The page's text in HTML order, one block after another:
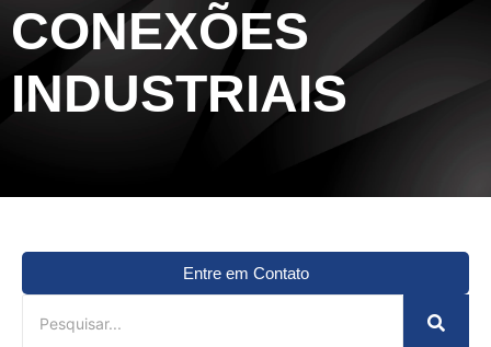
CONEXÕES
INDUSTRIAIS
Entre em Contato